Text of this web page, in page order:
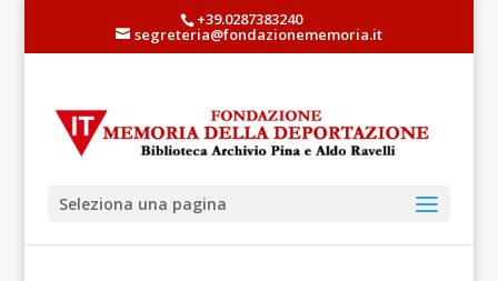
+39.0287383240
segreteria@fondazionememoria.it
Seleziona una pagina